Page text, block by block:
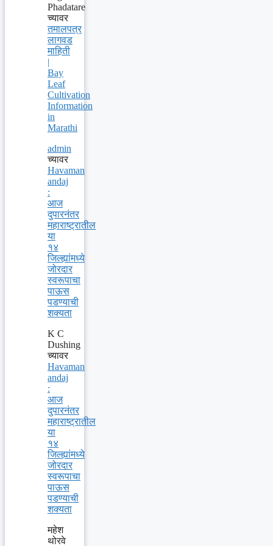
Phadatare
च्यावर
तमालपत्र
लागवड
माहिती
|
Bay
Leaf
Cultivation
Information
in
Marathi
admin
च्यावर
Havaman
andaj
:
आज
दुपारनंतर
महाराष्ट्रातील
या
१४
जिल्ह्यांमध्ये
जोरदार
स्वरूपाचा
पाऊस
पडण्याची
शक्यता
K C
Dushing
च्यावर
Havaman
andaj
:
आज
दुपारनंतर
महाराष्ट्रातील
या
१४
जिल्ह्यांमध्ये
जोरदार
स्वरूपाचा
पाऊस
पडण्याची
शक्यता
महेश
थोरवे